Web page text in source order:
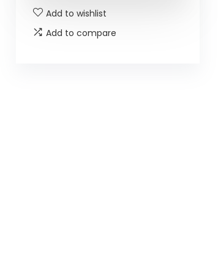
Add to wishlist
Add to compare